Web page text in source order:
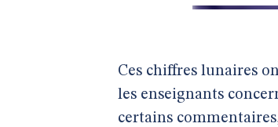
Ces chiffres lunaires
les enseignants
certains